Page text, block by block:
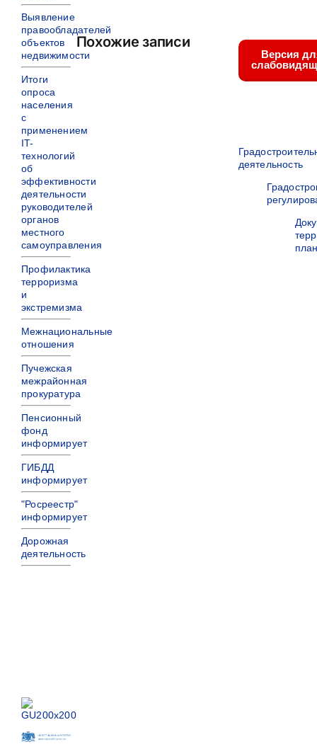
Похожие записи
Выявление
правообладателей
объектов
недвижимости
Итоги
опроса
населения
с
применением
IT-
технологий
об
эффективности
деятельности
руководителей
органов
местного
самоуправления
Профилактика
терроризма
и
экстремизма
Межнациональные
отношения
Пучежская
межрайонная
прокуратура
Пенсионный
фонд
информирует
ГИБДД
информирует
"Росреестр"
информирует
Дорожная
деятельность
Версия
деятельность